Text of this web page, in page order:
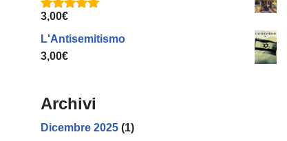
Valutato
3,00€
L'Antisemitismo
3,00€
Archivi
Dicembre 2025(1)